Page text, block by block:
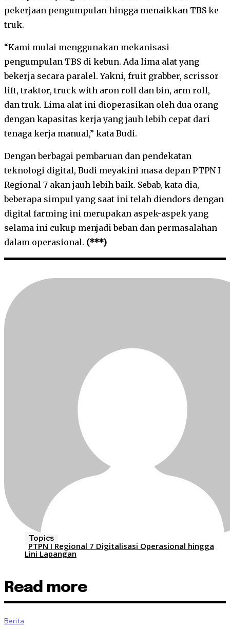
pekerjaan pengumpulan hingga menaikkan TBS ke
truk.
“Kami mulai menggunakan mekanisasi
pengumpulan TBS di kebun. Ada lima alat yang
bekerja secara paralel. Yakni, fruit grabber, scrissor
lift, traktor, truck with aron roll dan bin, arm roll,
dan truk. Lima alat ini dioperasikan oleh dua orang
dengan kapasitas kerja yang jauh lebih cepat dari
tenaga kerja manual,” kata Budi.
Dengan berbagai pembaruan dan pendekatan
teknologi digital, Budi meyakini masa depan PTPN I
Regional 7 akan jauh lebih baik. Sebab, kata dia,
beberapa simpul yang saat ini telah diendors dengan
digital farming ini merupakan aspek-aspek yang
selama ini cukup menjadi beban dan permasalahan
dalam operasional. (***)
Topics
PTPN I Regional 7 Digitalisasi Operasional hingga
Lini Lapangan
Read more
Berita